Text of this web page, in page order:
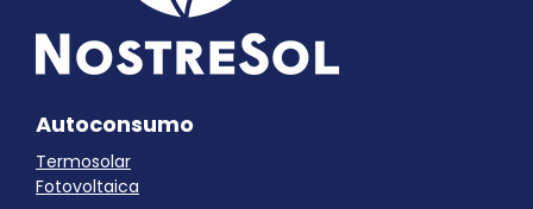
Autoconsumo
Termosolar
Fotovoltaica